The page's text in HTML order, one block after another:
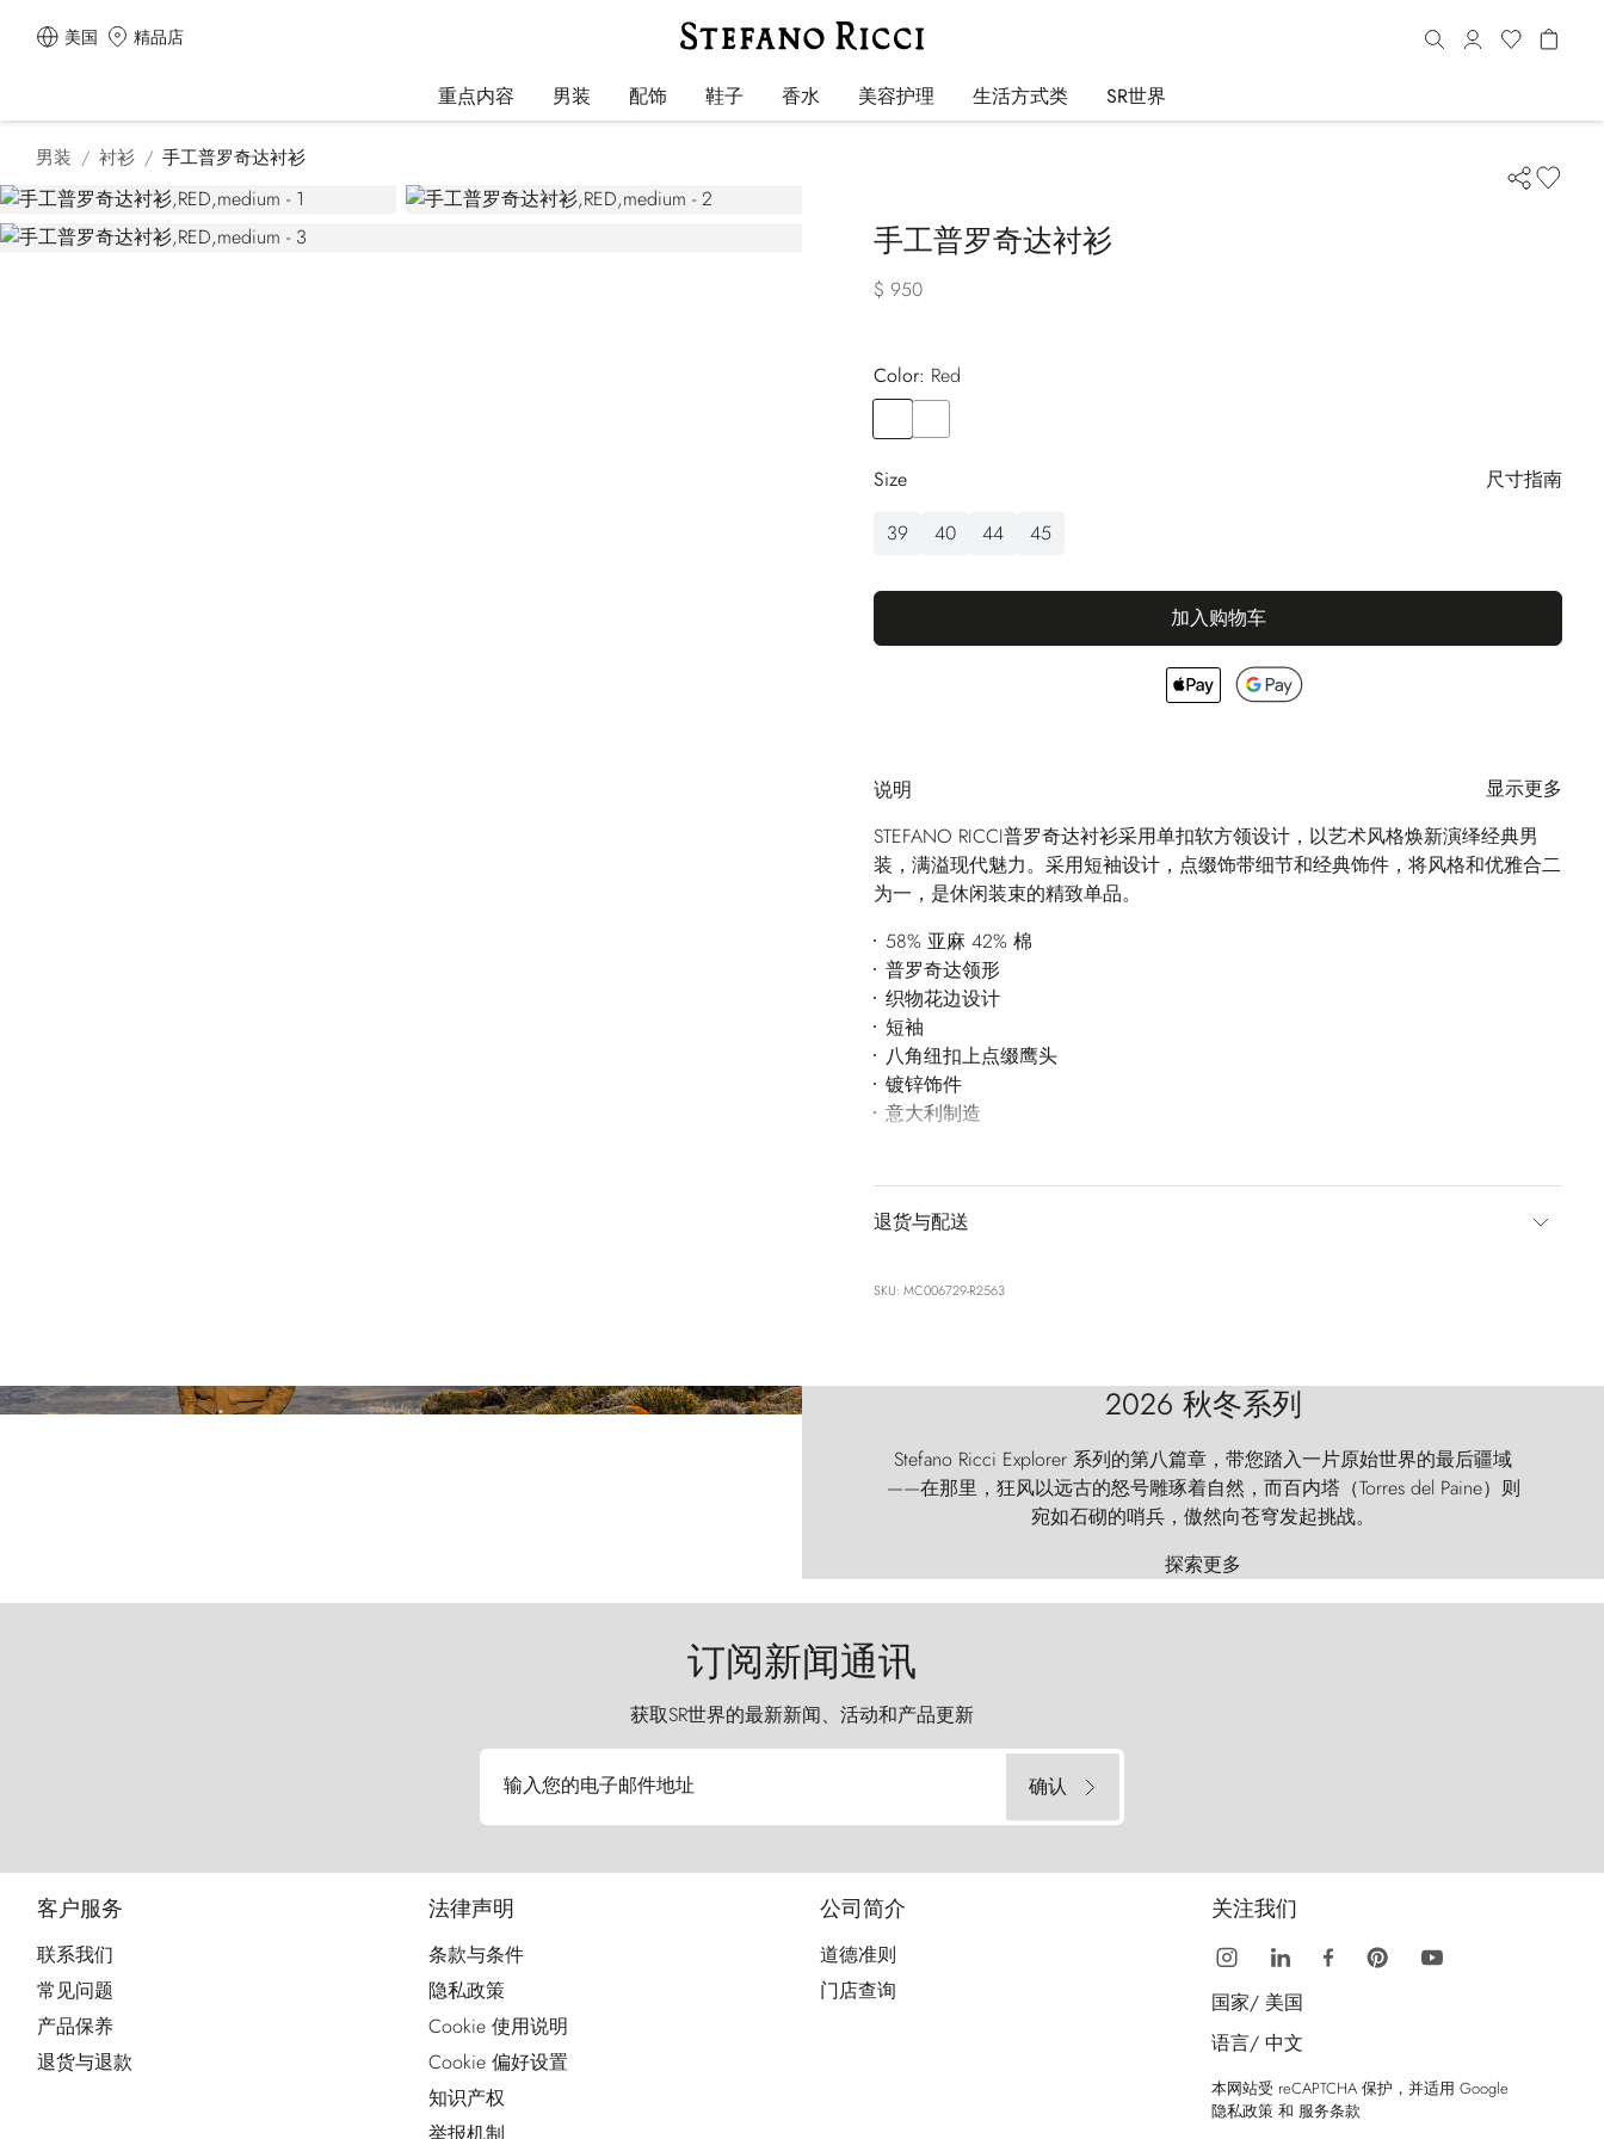
美国 精品店
重点内容 男装 配饰 鞋子 香水 美容护理 生活方式类 SR世界
男装 衬衫 手工普罗奇达衬衫
手工普罗奇达衬衫
$ 950
Color:
red
Size
尺寸指南
39
40 44 45
加入购物车
说明
显示更多
STEFANO RICCI普罗奇达衬衫采用单扣软方领设计，以艺术风格焕新演绎经典男
装，满溢现代魅力。采用短袖设计，点缀饰带细节和经典饰件，将风格和优雅合二
为一，是休闲装束的精致单品。
58% 亚麻 42% 棉
普罗奇达领形
织物花边设计
短袖
八角纽扣上点缀鹰头
镀锌饰件
意大利制造
退货与配送
SKU: MC006729-R2563
2026 秋冬系列
Stefano Ricci Explorer 系列的第八篇章，带您踏入一片原始世界的最后疆域
——在那里，狂风以远古的怒号雕琢着自然，而百内塔（Torres del Paine）则
宛如石砌的哨兵，傲然向苍穹发起挑战。
探索更多
订阅新闻通讯
获取SR世界的最新新闻、活动和产品更新
输入您的电子邮件地址 确认
客户服务
联系我们
常见问题
产品保养
退货与退款
法律声明
条款与条件
隐私政策
Cookie 使用说明
Cookie 偏好设置
知识产权
公司简介
道德准则
门店查询
关注我们
国家/ 美国
语言/ 中文
本网站受 reCAPTCHA 保护，并适用 Google
隐私政策 和 服务条款